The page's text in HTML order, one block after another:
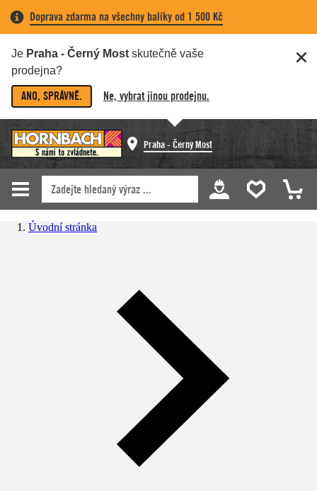
Doprava zdarma na všechny balíky od 1 500 Kč
Je Praha - Černý Most skutečně vaše
prodejna?
ANO, SPRÁVNĚ. Ne, vybrat jinou prodejnu.
Praha - Černý Most
Úvodní stránka